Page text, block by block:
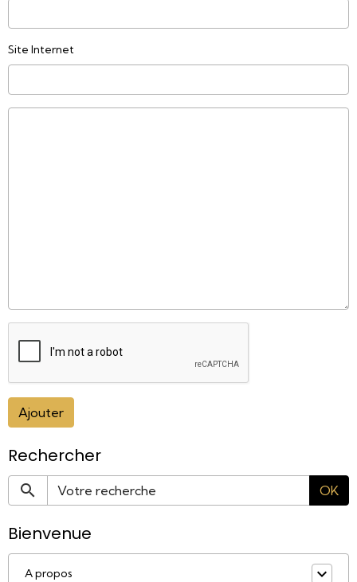
Site Internet
Ajouter
Rechercher
OK
Bienvenue
A propos